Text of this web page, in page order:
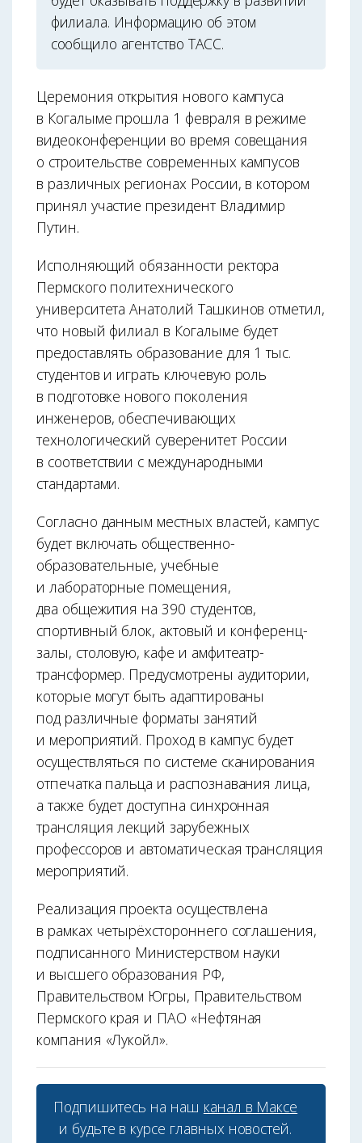
филиала. Информацию об этом
сообщило агентство ТАСС.
Церемония открытия нового кампуса
в Когалыме прошла 1 февраля в режиме
видеоконференции во время совещания
о строительстве современных кампусов
в различных регионах России, в котором
принял участие президент Владимир
Путин.
Исполняющий обязанности ректора
Пермского политехнического
университета Анатолий Ташкинов отметил,
что новый филиал в Когалыме будет
предоставлять образование для 1 тыс.
студентов и играть ключевую роль
в подготовке нового поколения
инженеров, обеспечивающих
технологический суверенитет России
в соответствии с международными
стандартами.
Согласно данным местных властей, кампус
будет включать общественно-
образовательные, учебные
и лабораторные помещения,
два общежития на 390 студентов,
спортивный блок, актовый и конференц-
залы, столовую, кафе и амфитеатр-
трансформер. Предусмотрены аудитории,
которые могут быть адаптированы
под различные форматы занятий
и мероприятий. Проход в кампус будет
осуществляться по системе сканирования
отпечатка пальца и распознавания лица,
а также будет доступна синхронная
трансляция лекций зарубежных
профессоров и автоматическая трансляция
мероприятий.
Реализация проекта осуществлена
в рамках четырёхстороннего соглашения,
подписанного Министерством науки
и высшего образования РФ,
Правительством Югры, Правительством
Пермского края и ПАО «Нефтяная
компания «Лукойл».
Подпишитесь на наш канал в Максе
и будьте в курсе главных новостей.